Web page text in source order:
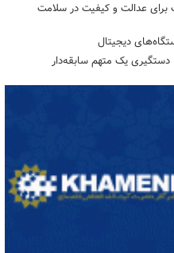
برای عدالت و کیفیت در سلامت
دیجیتال
یک متهم سابقه‌دار